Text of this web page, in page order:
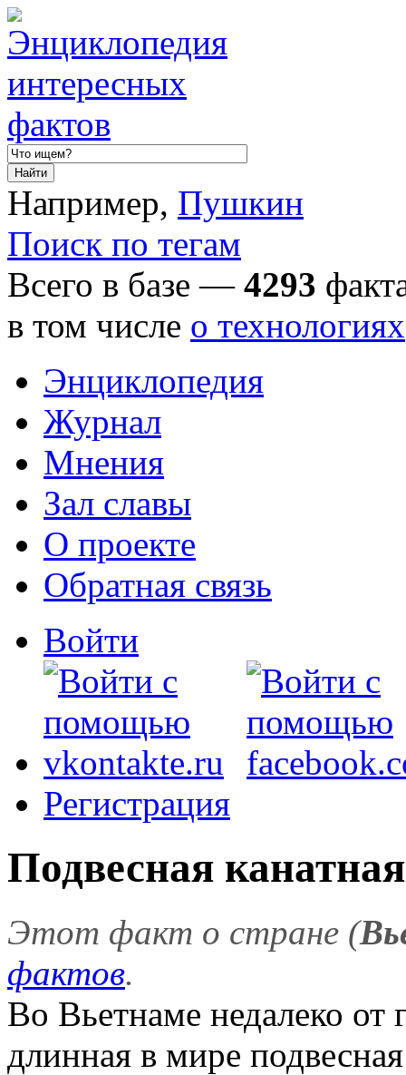
Например, Пушкин
Поиск по тегам
Всего в базе — 4293
в том числе о технологиях
Энциклопедия
Журнал
Мнения
Зал славы
О проекте
Обратная связь
Войти
Регистрация
Подвесная
Этот факт о стране (
фактов.
Во Вьетнаме недалеко от
длинная в мире